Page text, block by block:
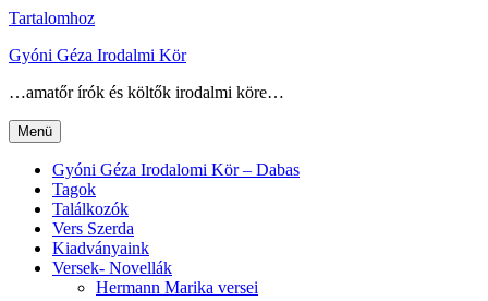
Tartalomhoz
Gyóni Géza Irodalmi Kör
…amatőr írók és költők irodalmi köre…
Menü
Gyóni Géza Irodalomi Kör – Dabas
Tagok
Találkozók
Vers Szerda
Kiadványaink
Versek- Novellák
Hermann Marika versei